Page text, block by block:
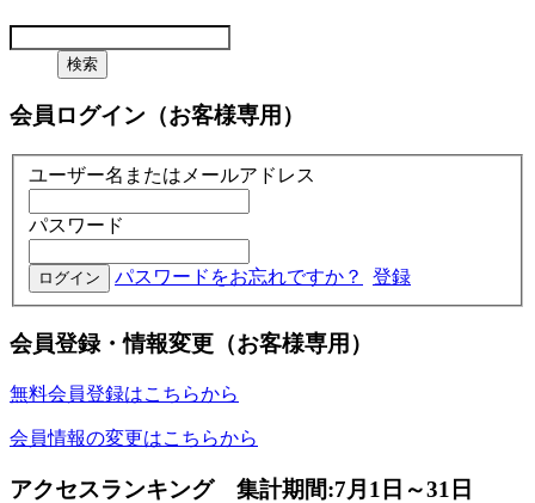
会員ログイン（お客様専用）
ユーザー名またはメールアドレス
パスワード
パスワードをお忘れですか？ 登録
会員登録・情報変更（お客様専用）
無料会員登録はこちらから
会員情報の変更はこちらから
アクセスランキング 集計期間:7月1日～31日